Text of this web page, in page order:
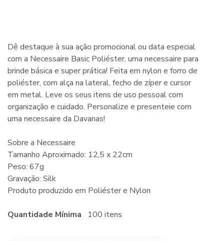
Dê destaque à sua ação promocional ou data especial
com a Necessaire Basic Poliéster, uma necessaire para
brinde básica e super prática! Feita em nylon e forro de
poliéster, com alça na lateral, fecho de zíper e cursor
em metal. Leve os seus itens de uso pessoal com
organização e cuidado. Personalize e presenteie com
uma necessaire da Davanas!
Sobre a Necessaire
Tamanho Aproximado: 12,5 x 22cm
Peso: 67g
Gravação: Silk
Produto produzido em Poliéster e Nylon
Quantidade Mínima 100 itens